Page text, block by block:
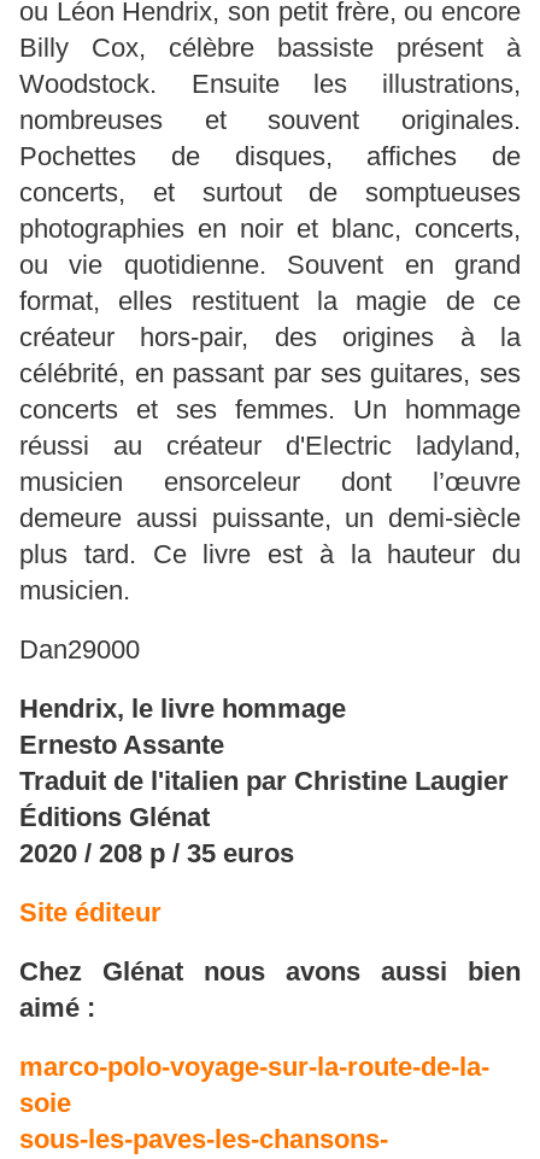
ou Léon Hendrix, son petit frère, ou encore
Billy Cox, célèbre bassiste présent à
Woodstock. Ensuite les illustrations,
nombreuses et souvent originales.
Pochettes de disques, affiches de
concerts, et surtout de somptueuses
photographies en noir et blanc, concerts,
ou vie quotidienne. Souvent en grand
format, elles restituent la magie de ce
créateur hors-pair, des origines à la
célébrité, en passant par ses guitares, ses
concerts et ses femmes. Un hommage
réussi au créateur d'Electric ladyland,
musicien ensorceleur dont l’œuvre
demeure aussi puissante, un demi-siècle
plus tard. Ce livre est à la hauteur du
musicien.
Dan29000
Hendrix, le livre hommage
Ernesto Assante
Traduit de l'italien par Christine Laugier
Éditions Glénat
2020 / 208 p / 35 euros
Site éditeur
Chez Glénat nous avons aussi bien
aimé :
marco-polo-voyage-sur-la-route-de-la-
soie
sous-les-paves-les-chansons-